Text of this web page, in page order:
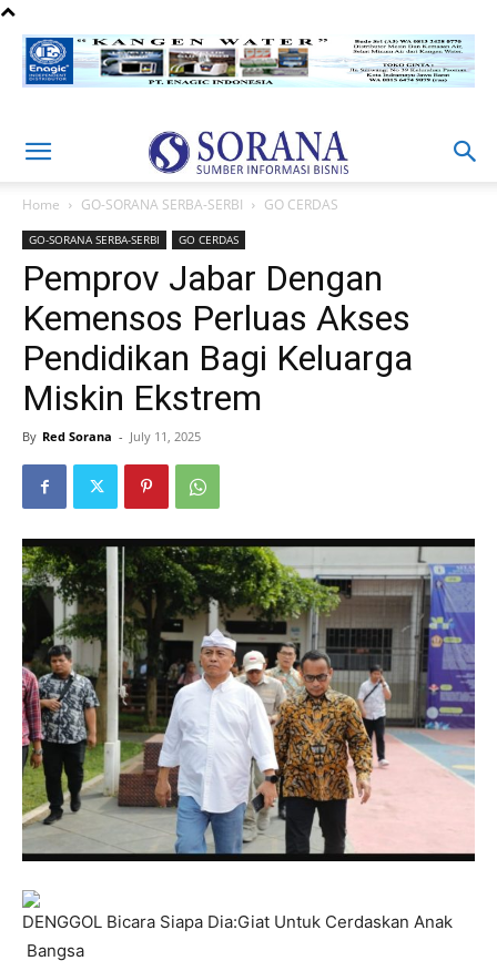
Home GO-SORANA SERBA-SERBI GO CERDAS
GO-SORANA SERBA-SERBI GO CERDAS
Pemprov Jabar Dengan
Kemensos Perluas Akses
Pendidikan Bagi Keluarga
Miskin Ekstrem
By Red Sorana - July 11, 2025
DENGGOL Bicara Siapa Dia:Giat Untuk Cerdaskan Anak
Bangsa